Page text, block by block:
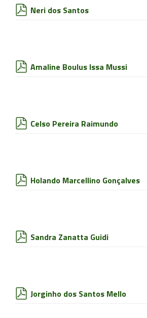
Neri dos Santos
Amaline Boulus Issa Mussi
Celso Pereira Raimundo
Holando Marcellino Gonçalves
Sandra Zanatta Guidi
Jorginho dos Santos Mello